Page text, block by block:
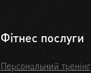
Фітнес послуги
Персональний тренінг